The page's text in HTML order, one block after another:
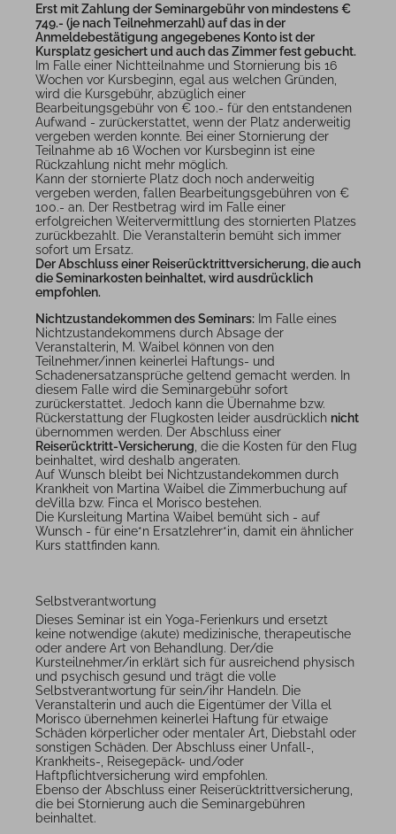
Erst mit Zahlung der Seminargebühr von mindestens €
749.- (je nach Teilnehmerzahl) auf das in der
Anmeldebestätigung angegebenes Konto ist der
Kursplatz gesichert und auch das Zimmer fest gebucht.
Im Falle einer Nichtteilnahme und Stornierung bis 16
Wochen vor Kursbeginn, egal aus welchen Gründen,
wird die Kursgebühr, abzüglich einer
Bearbeitungsgebühr von € 100.- für den entstandenen
Aufwand - zurückerstattet, wenn der Platz anderweitig
vergeben werden konnte. Bei einer Stornierung der
Teilnahme ab 16 Wochen vor Kursbeginn ist eine
Rückzahlung nicht mehr möglich.
Kann der stornierte Platz doch noch anderweitig
vergeben werden, fallen Bearbeitungsgebühren von €
100.- an. Der Restbetrag wird im Falle einer
erfolgreichen Weitervermittlung des stornierten Platzes
zurückbezahlt. Die Veranstalterin bemüht sich immer
sofort um Ersatz.
Der Abschluss einer Reiserücktrittversicherung, die auch
die Seminarkosten beinhaltet, wird ausdrücklich
empfohlen.
Nichtzustandekommen des Seminars: Im Falle eines
Nichtzustandekommens durch Absage der
Veranstalterin, M. Waibel können von den
Teilnehmer/innen keinerlei Haftungs- und
Schadenersatzansprüche geltend gemacht werden. In
diesem Falle wird die Seminargebühr sofort
zurückerstattet. Jedoch kann die Übernahme bzw.
Rückerstattung der Flugkosten leider ausdrücklich nicht
übernommen werden. Der Abschluss einer
Reiserücktritt-Versicherung , die die Kosten für den Flug
beinhaltet, wird deshalb angeraten.
Auf Wunsch bleibt bei Nichtzustandekommen durch
Krankheit von Martina Waibel die Zimmerbuchung auf
deVilla bzw. Finca el Morisco bestehen.
Die Kursleitung Martina Waibel bemüht sich - auf
Wunsch - für eine*n Ersatzlehrer*in, damit ein ähnlicher
Kurs stattfinden kann.
Selbstverantwortung
Dieses Seminar ist ein Yoga-Ferienkurs und ersetzt
keine notwendige (akute) medizinische, therapeutische
oder andere Art von Behandlung. Der/die
Kursteilnehmer/in erklärt sich für ausreichend physisch
und psychisch gesund und trägt die volle
Selbstverantwortung für sein/ihr Handeln. Die
Veranstalterin und auch die Eigentümer der Villa el
Morisco übernehmen keinerlei Haftung für etwaige
Schäden körperlicher oder mentaler Art, Diebstahl oder
sonstigen Schäden. Der Abschluss einer Unfall-,
Krankheits-, Reisegepäck- und/oder
Haftpflichtversicherung wird empfohlen.
Ebenso der Abschluss einer Reiserücktrittversicherung,
die bei Stornierung auch die Seminargebühren
beinhaltet.